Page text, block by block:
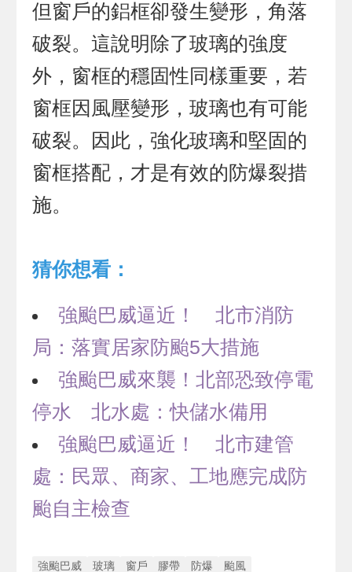
但窗戶的鋁框卻發生變形，角落
破裂。這說明除了玻璃的強度
外，窗框的穩固性同樣重要，若
窗框因風壓變形，玻璃也有可能
破裂。因此，強化玻璃和堅固的
窗框搭配，才是有效的防爆裂措
施。
猜你想看：
強颱巴威逼近！ 北市消防
局：落實居家防颱5大措施
強颱巴威來襲！北部恐致停電
停水 北水處：快儲水備用
強颱巴威逼近！ 北市建管
處：民眾、商家、工地應完成防
颱自主檢查
強颱巴威 玻璃 窗戶 膠帶 防爆 颱風